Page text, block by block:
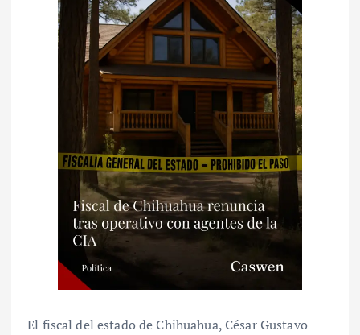
El fiscal del estado de Chihuahua, César Gustavo